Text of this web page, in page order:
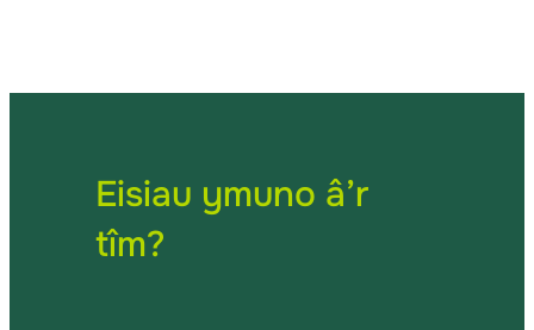
Eisiau ymuno â’r
tîm?